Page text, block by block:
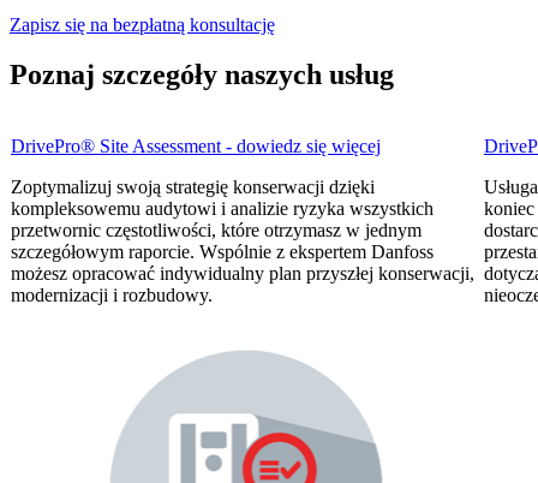
Zapisz się na bezpłatną konsultację
Poznaj szczegóły naszych usług
DrivePro® Site Assessment - dowiedz się więcej
Zoptymalizuj swoją strategię konserwacji dzięki
kompleksowemu audytowi i analizie ryzyka wszystkich
przetwornic częstotliwości, które otrzymasz w jednym
szczegółowym raporcie. Wspólnie z ekspertem Danfoss
możesz opracować indywidualny plan przyszłej konserwacji,
modernizacji i rozbudowy.